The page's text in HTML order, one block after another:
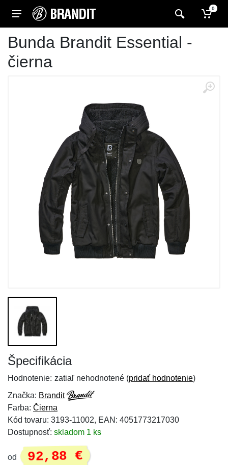
0
Bunda Brandit Essential -
čierna
Špecifikácia
Hodnotenie: zatiaľ nehodnotené (pridať hodnotenie)
Značka: Brandit
Farba: Čierna
Kód tovaru: 3193-11002, EAN: 4051773217030
Dostupnosť: skladom 1 ks
od 92,88 €